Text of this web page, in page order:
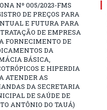
Nº 005/2023-FMS
DE PREÇOS PARA
E FUTURA PARA
DE EMPRESA
FORNECIMENTO DE
DA
BÁSICA,
E HIPERDIA
ATENDER AS
DA SECRETARIA
DE SAÚDE DE
ANTÔNIO DO TAUÁ)